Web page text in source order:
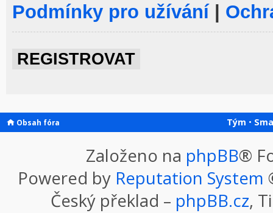
Podmínky pro užívání|
REGISTROVAT
Obsah fóra Tým •
Založeno na phpBB®
Powered by Reputation System
Český překlad – phpBB.cz,